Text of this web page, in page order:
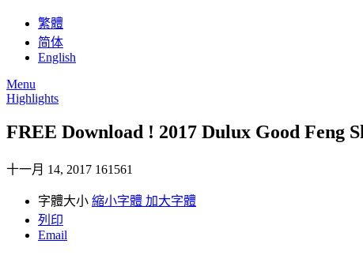
繁體
简体
English
Menu
Highlights
FREE Download ! 2017 Dulux Good Feng
十一月 14, 2017 161561
字體大小 縮小字體 加大字體
列印
Email